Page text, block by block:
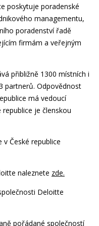
poskytuje poradenské
managementu,
poradenství řadě
firmám a veřejným
přibližně 1300 místních i
partnerů. Odpovědnost
má vedoucí
je členskou
České republice
naleznete zde.
Deloitte
pořádané společností